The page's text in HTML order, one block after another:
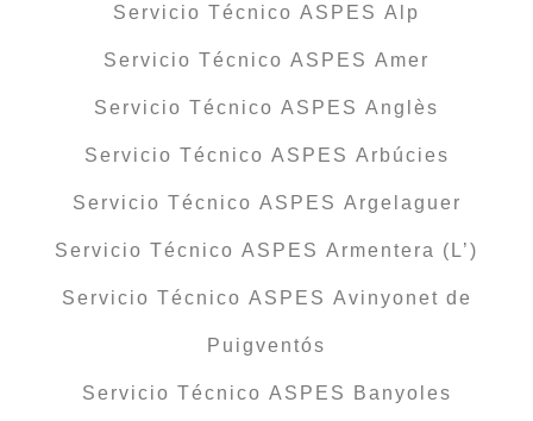
Servicio Técnico ASPES Alp
Servicio Técnico ASPES Amer
Servicio Técnico ASPES Anglès
Servicio Técnico ASPES Arbúcies
Servicio Técnico ASPES Argelaguer
Servicio Técnico ASPES Armentera (L’)
Servicio Técnico ASPES Avinyonet de
Puigventós
Servicio Técnico ASPES Banyoles